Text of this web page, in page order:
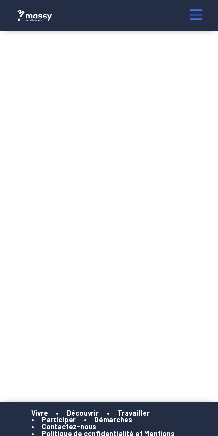
Vivre Découvrir
Travailler
Participer
Démarches
Contactez-nous
Politique de confidentialité et Mentions